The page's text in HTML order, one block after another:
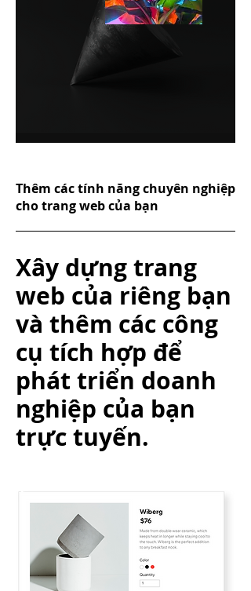
$w.onReady (function
Thêm các tính năng chuyên nghiệp
cho trang web của bạn
Xây dựng trang
web của riêng bạn
và thêm các công
cụ tích hợp để
phát triển doanh
nghiệp của bạn
trực tuyến.